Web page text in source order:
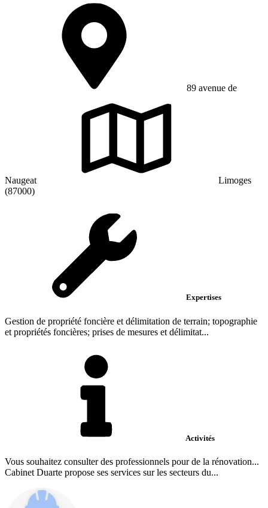
89 avenue de
Naugeat
Limoges
(87000)
Expertises
Gestion de propriété foncière et délimitation de terrain; topographie
et propriétés foncières; prises de mesures et délimitat...
Activités
Vous souhaitez consulter des professionnels pour de la rénovation...
Cabinet Duarte propose ses services sur les secteurs du...